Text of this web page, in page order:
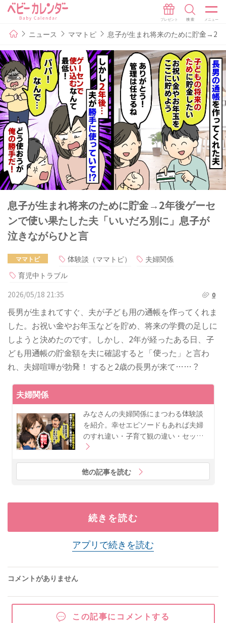
ニュース ママトピ 息子が生まれ将来のために貯金→2
息子が生まれ将来のために貯金→2年後ゲーセ
ンで使い果たした夫「いいだろ別に」息子が
泣きながらひと言
ママトピ 体験談（ママトピ）
夫婦関係
育児中トラブル
2026/05/18 21:35
0
長男が生まれてすぐ、夫が子ども用の通帳を作ってくれま
した。お祝い金やお年玉などを貯め、将来の学費の足しに
しようと決めたのです。しかし、2年が経ったある日、子
ども用通帳の貯金額を夫に確認すると「使った」と言わ
れ、夫婦喧嘩が勃発！ すると2歳の長男が来て……？
夫婦関係
みなさんの夫婦関係にまつわる体験談
を紹介。幸せエピソードもあれば夫婦
のすれ違い・子育て観の違い・セッ…
他の記事を読む
続きを読む
アプリで続きを読む
コメントがありません
この記事にコメントする